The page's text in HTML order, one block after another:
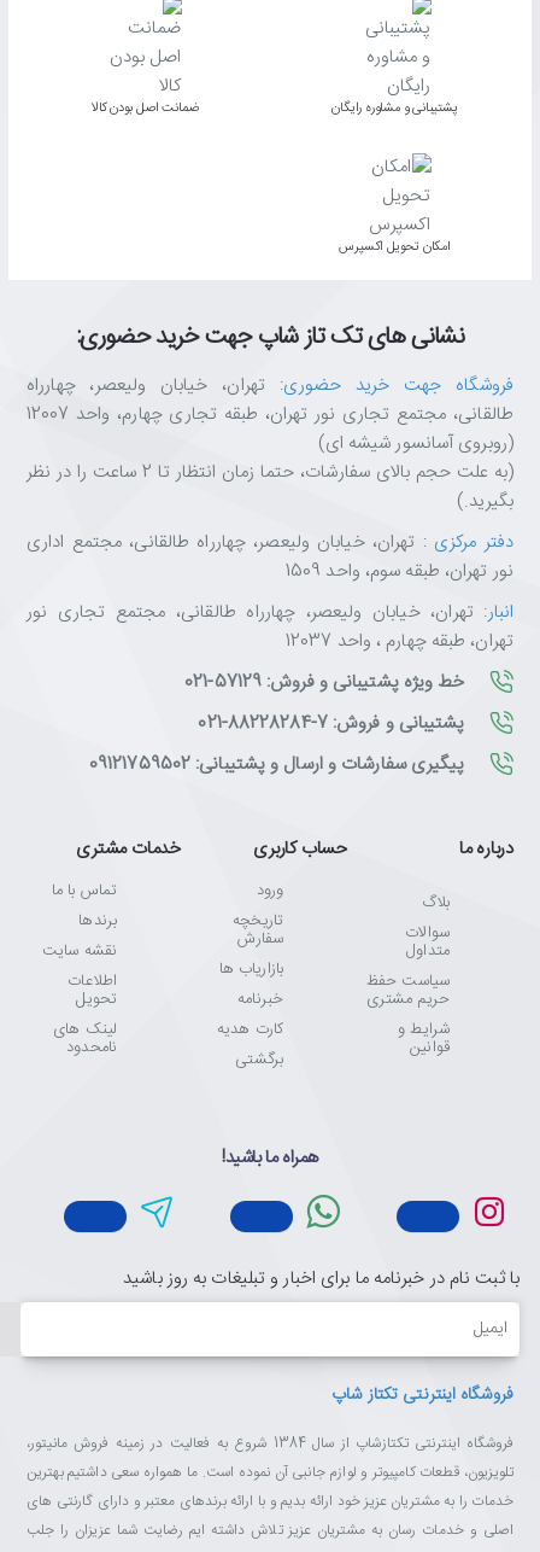
پشتیبانی و مشاوره رایگان ﺿﻤﺎﻧﺖ اﺻﻞ ﺑﻮدن ﮐﺎﻟﺎ
اﻣﮑﺎن ﺗﺤﻮﯾﻞ اﮐﺴﭙﺮس
نشانی های تک تاز شاپ جهت خرید حضوری:
فروشگاه جهت خرید حضوری: تهران، خیابان ولیعصر، چهارراه
طالقانی، مجتمع تجاری نور تهران، طبقه تجاری چهارم، واحد 12007
(روبروی آسانسور شیشه ای)
(به علت حجم بالای سفارشات، حتما زمان انتظار تا 2 ساعت را در نظر
بگیرید.)
دفتر مرکزی : تهران، خیابان ولیعصر، چهارراه طالقانی، مجتمع اداری
نور تهران، طبقه سوم، واحد 1509
انبار: تهران، خیابان ولیعصر، چهارراه طالقانی، مجتمع تجاری نور
تهران، طبقه چهارم ، واحد 12037
خط ویژه پشتیبانی و فروش: 57129-021
پشتیبانی و فروش: 7-88228284-021
پیگیری سفارشات و ارسال و پشتیبانی: 09121759502
درباره ما
بلاگ
سوالات
متداول
سیاست حفظ
حریم مشتری
شرایط و
قوانین
حساب کاربری
ورود
تاریخچه
سفارش
بازاریاب ها
خبرنامه
کارت هدیه
برگشتی
خدمات مشتری
تماس با ما
برندها
نقشه سایت
اطلاعات
تحویل
لینک های
نامحدود
همراه ما باشید!
با ثبت نام در خبرنامه ما برای اخبار و تبلیغات به روز باشید
ایمیل
فروشگاه اینترنتی تکتاز شاپ
فروشگاه اینترنتی تکتازشاپ از سال 1384 شروع به فعالیت در زمینه فروش مانیتور،
تلویزیون، قطعات کامپیوتر و لوازم جانبی آن نموده است. ما همواره سعی داشتیم بهترین
خدمات را به مشتریان عزیز خود ارائه بدیم و با ارائه برندهای معتبر و دارای گارنتی های
اصلی و خدمات رسان به مشتریان عزیز تلاش داشته ایم رضایت شما عزیزان را جلب